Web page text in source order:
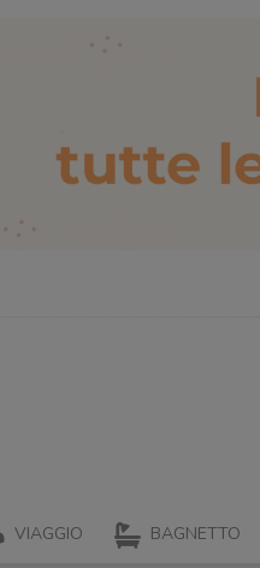
VIAGGIO BAGNETTO